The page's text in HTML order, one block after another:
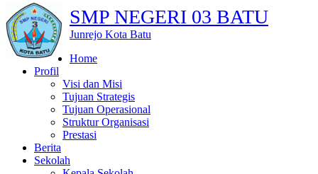
SMP NEGERI 03 BATU
Junrejo Kota Batu
Home
Profil
Visi dan Misi
Tujuan Strategis
Tujuan Operasional
Struktur Organisasi
Prestasi
Berita
Sekolah